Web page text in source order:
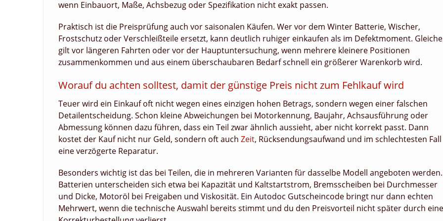
wenn Einbauort, Maße, Achsbezug oder Spezifikation nicht exakt passen.
Praktisch ist die Preisprüfung auch vor saisonalen Käufen. Wer vor dem Winter Batterie, Wischer,
Frostschutz oder Verschleißteile ersetzt, kann deutlich ruhiger einkaufen als im Defektmoment.
gilt vor längeren Fahrten oder vor der Hauptuntersuchung, wenn mehrere kleinere Positionen
zusammenkommen und aus einem überschaubaren Bedarf schnell ein größerer Warenkorb wird.
Worauf du achten solltest, damit der günstige Preis nicht zum Fehlkauf wird
Teuer wird ein Einkauf oft nicht wegen eines einzigen hohen Betrags, sondern wegen einer falschen
Detailentscheidung. Schon kleine Abweichungen bei Motorkennung, Baujahr, Achsausführung oder
Abmessung können dazu führen, dass ein Teil zwar ähnlich aussieht, aber nicht korrekt passt. Dann
kostet der Kauf nicht nur Geld, sondern oft auch Zeit, Rücksendungsaufwand und im schlechtesten Fall
eine verzögerte Reparatur.
Besonders wichtig ist das bei Teilen, die in mehreren Varianten für dasselbe Modell angeboten werden.
Batterien unterscheiden sich etwa bei Kapazität und Kaltstartstrom, Bremsscheiben bei Durchmesser
und Dicke, Motoröl bei Freigaben und Viskosität. Ein Autodoc Gutscheincode bringt nur dann echten
Mehrwert, wenn die technische Auswahl bereits stimmt und du den Preisvorteil nicht später durch eine